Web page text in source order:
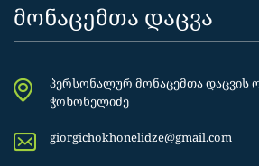
მონაცემთა დაცვა
პერსონალურ მონაცემთა დაცვის
ჭოხონელიძე
giorgichokhonelidze@gmail.com